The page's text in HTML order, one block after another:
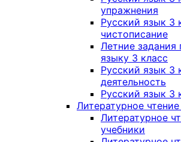
упражнения
Русский язык 3
чистописание
Летние задания
языку 3 класс
Русский язык 3
деятельность
Русский язык 3
Литературное
Литературное
учебники